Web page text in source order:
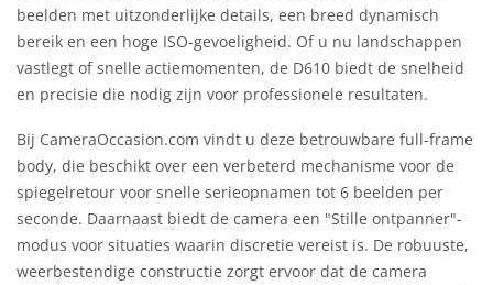
beelden met uitzonderlijke details, een breed dynamisch
bereik en een hoge ISO-gevoeligheid. Of u nu landschappen
vastlegt of snelle actiemomenten, de D610 biedt de snelheid
en precisie die nodig zijn voor professionele resultaten.
Bij CameraOccasion.com vindt u deze betrouwbare full-frame
body, die beschikt over een verbeterd mechanisme voor de
spiegelretour voor snelle serieopnamen tot 6 beelden per
seconde. Daarnaast biedt de camera een "Stille ontpanner"-
modus voor situaties waarin discretie vereist is. De robuuste,
weerbestendige constructie zorgt ervoor dat de camera